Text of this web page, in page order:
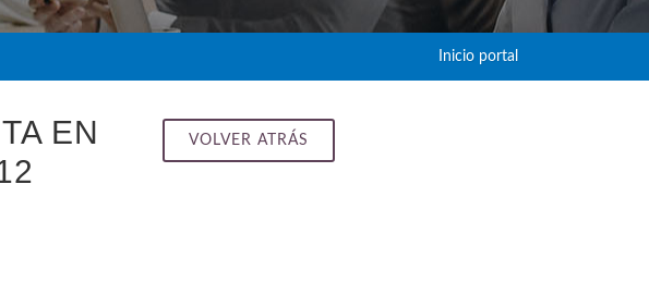
Inicio portal
EN
VOLVER ATRÁS